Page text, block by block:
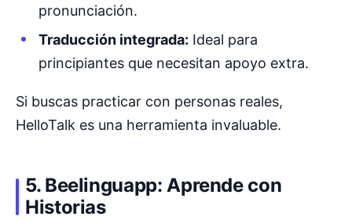
pronunciación.
Traducción integrada: Ideal para
principiantes que necesitan apoyo extra.
Si buscas practicar con personas reales,
HelloTalk es una herramienta invaluable.
5. Beelinguapp: Aprende con
Historias